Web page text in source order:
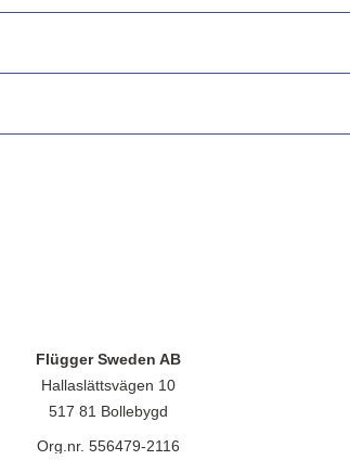
Flügger Sweden AB
Hallaslättsvägen 10
517 81 Bollebygd
Org.nr. 556479-2116